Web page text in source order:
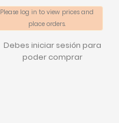
Please log in to view prices and
place orders.
Debes iniciar sesión para
poder comprar